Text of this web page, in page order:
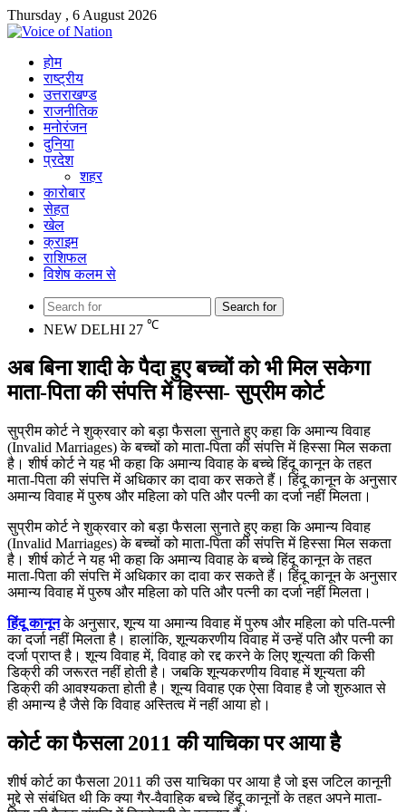
Thursday , 6 August 2026
होम
राष्ट्रीय
उत्तराखण्ड
राजनीतिक
मनोरंजन
दुनिया
प्रदेश
शहर
कारोबार
सेहत
खेल
क्राइम
राशिफल
विशेष कलम से
Search for
NEW DELHI 27 ℃
अब बिना शादी के पैदा हुए बच्चों को भी मिल सकेगा
माता-पिता की संपत्ति में हिस्सा- सुप्रीम कोर्ट
सुप्रीम कोर्ट ने शुक्रवार को बड़ा फैसला सुनाते हुए कहा कि अमान्य विवाह
(Invalid Marriages) के बच्चों को माता-पिता की संपत्ति में हिस्सा मिल सकता
है। शीर्ष कोर्ट ने यह भी कहा कि अमान्य विवाह के बच्चे हिंदू कानून के तहत
माता-पिता की संपत्ति में अधिकार का दावा कर सकते हैं। हिंदू कानून के अनुसार
अमान्य विवाह में पुरुष और महिला को पति और पत्नी का दर्जा नहीं मिलता।
सुप्रीम कोर्ट ने शुक्रवार को बड़ा फैसला सुनाते हुए कहा कि अमान्य विवाह
(Invalid Marriages) के बच्चों को माता-पिता की संपत्ति में हिस्सा मिल सकता
है। शीर्ष कोर्ट ने यह भी कहा कि अमान्य विवाह के बच्चे हिंदू कानून के तहत
माता-पिता की संपत्ति में अधिकार का दावा कर सकते हैं। हिंदू कानून के अनुसार
अमान्य विवाह में पुरुष और महिला को पति और पत्नी का दर्जा नहीं मिलता।
हिंदू कानूनके अनुसार, शून्य या अमान्य विवाह में पुरुष और महिला को पति-पत्नी
का दर्जा नहीं मिलता है। हालांकि, शून्यकरणीय विवाह में उन्हें पति और पत्नी का
दर्जा प्राप्त है। शून्य विवाह में, विवाह को रद्द करने के लिए शून्यता की किसी
डिक्री की जरूरत नहीं होती है। जबकि शून्यकरणीय विवाह में शून्यता की
डिक्री की आवश्यकता होती है। शून्य विवाह एक ऐसा विवाह है जो शुरुआत से
ही अमान्य है जैसे कि विवाह अस्तित्व में नहीं आया हो।
कोर्ट का फैसला 2011 की याचिका पर आया है
शीर्ष कोर्ट का फैसला 2011 की उस याचिका पर आया है जो इस जटिल कानूनी
मुद्दे से संबंधित थी कि क्या गैर-वैवाहिक बच्चे हिंदू कानूनों के तहत अपने माता-